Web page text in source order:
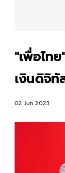
"เพื่อไท
เงินดิจิทั
02 Jun 2023